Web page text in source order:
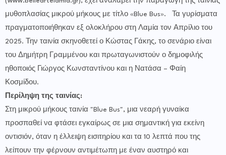
μυθοπλασίας μικρού μήκους με τίτλο «Blue Bus». Τα γυρίσματα
πραγματοποιήθηκαν εξ ολοκλήρου στη Λαμία τον Απρίλιο του
2025. Την ταινία σκηνοθετεί ο Κώστας Γάκης, το σενάριο είναι
του Δημήτρη Γραμμένου και πρωταγωνιστούν ο δημοφιλής
ηθοποιός Γιώργος Κωνσταντίνου και η Νατάσα – Φαίη
Κοσμίδου.
Περίληψη της ταινίας:
Στη μικρού μήκους ταινία "Blue Bus", μια νεαρή γυναίκα
προσπαθεί να φτάσει εγκαίρως σε μια σημαντική για εκείνη
οντισιόν, όταν η έλλειψη εισιτηρίου και τα 10 λεπτά που της
λείπουν την φέρνουν αντιμέτωπη με έναν αυστηρό και